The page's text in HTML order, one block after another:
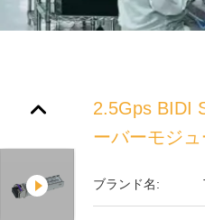
2.5Gps BIDI
ーバーモジ
ブランド名: